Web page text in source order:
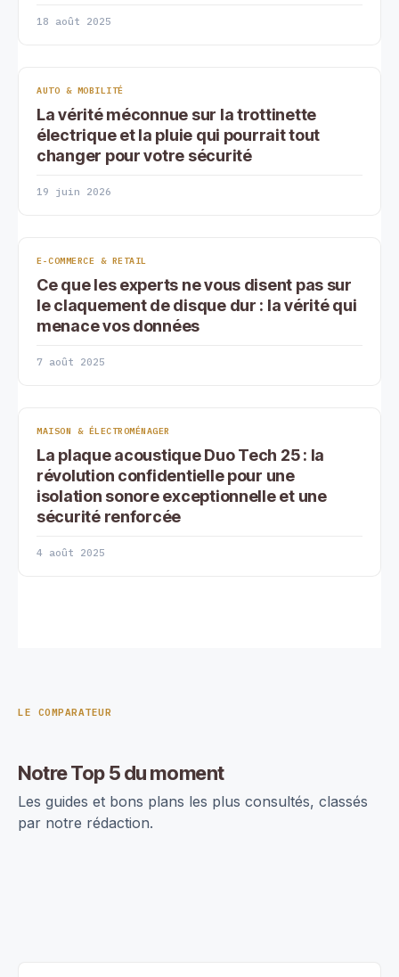
18 août 2025
AUTO & MOBILITÉ
La vérité méconnue sur la trottinette
électrique et la pluie qui pourrait tout
changer pour votre sécurité
19 juin 2026
E-COMMERCE & RETAIL
Ce que les experts ne vous disent pas sur
le claquement de disque dur : la vérité qui
menace vos données
7 août 2025
MAISON & ÉLECTROMÉNAGER
La plaque acoustique Duo Tech 25 : la
révolution confidentielle pour une
isolation sonore exceptionnelle et une
sécurité renforcée
4 août 2025
LE COMPARATEUR
Notre Top 5 du moment
Les guides et bons plans les plus consultés, classés
par notre rédaction.